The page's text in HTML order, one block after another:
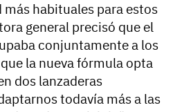
habituales para estos
general precisó que el
conjuntamente a los
la nueva fórmula opta
dos lanzaderas
todavía más a las